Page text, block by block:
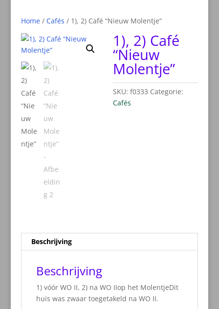
Home/ Cafés / 1), 2) Café “Nieuw Molentje”
1), 2) Café
“Nieuw
Molentje”
SKU:f0333 Categorie:
Cafés
Beschrijving
Beschrijving
1) vóór WO II, 2) na WO IIop het MolentjeDit
huis was zwaar toegetakeld na WO II.